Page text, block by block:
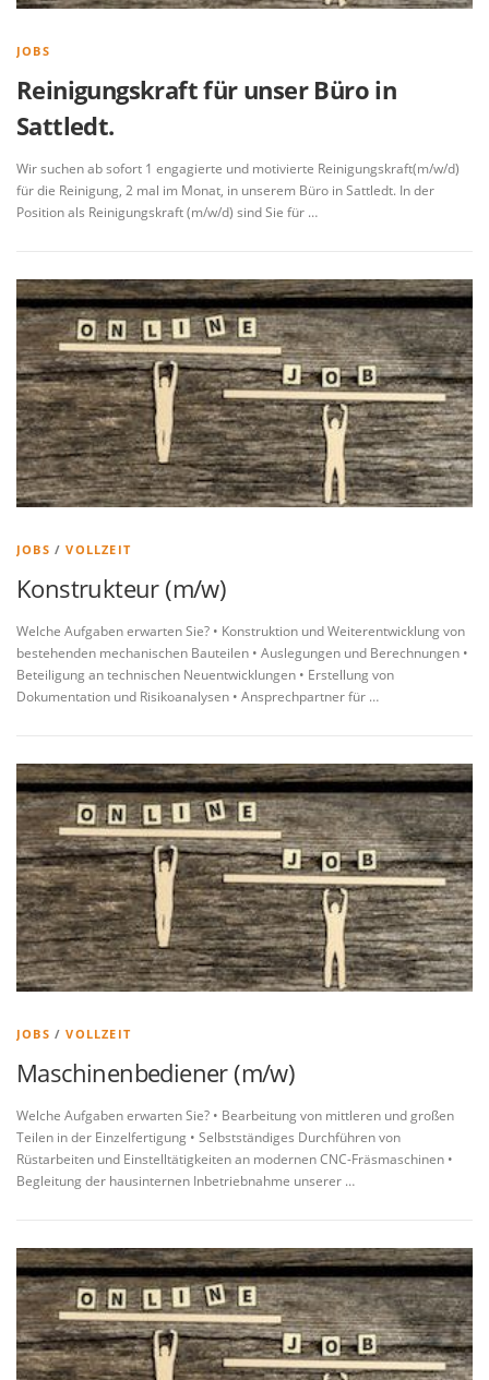
JOBS
Reinigungskraft für unser Büro in
Sattledt.
Wir suchen ab sofort 1 engagierte und motivierte Reinigungskraft(m/w/d)
für die Reinigung, 2 mal im Monat, in unserem Büro in Sattledt. In der
Position als Reinigungskraft (m/w/d) sind Sie für …
JOBS /VOLLZEIT
Konstrukteur (m/w)
Welche Aufgaben erwarten Sie? • Konstruktion und Weiterentwicklung von
bestehenden mechanischen Bauteilen • Auslegungen und Berechnungen •
Beteiligung an technischen Neuentwicklungen • Erstellung von
Dokumentation und Risikoanalysen • Ansprechpartner für …
JOBS /VOLLZEIT
Maschinenbediener (m/w)
Welche Aufgaben erwarten Sie? • Bearbeitung von mittleren und großen
Teilen in der Einzelfertigung • Selbstständiges Durchführen von
Rüstarbeiten und Einstelltätigkeiten an modernen CNC-Fräsmaschinen •
Begleitung der hausinternen Inbetriebnahme unserer …